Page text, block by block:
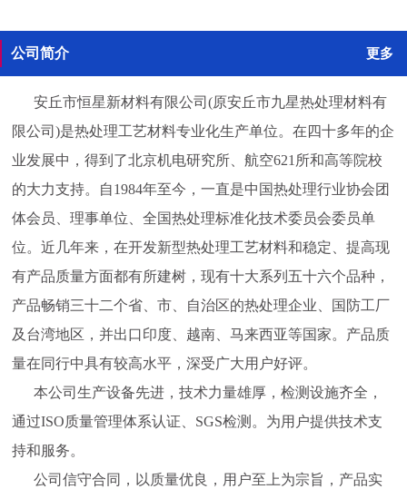
公司简介 更多
安丘市恒星新材料有限公司(原安丘市九星热处理材料有
限公司)是热处理工艺材料专业化生产单位。在四十多年的企
业发展中，得到了北京机电研究所、航空621所和高等院校
的大力支持。自1984年至今，一直是中国热处理行业协会团
体会员、理事单位、全国热处理标准化技术委员会委员单
位。近几年来，在开发新型热处理工艺材料和稳定、提高现
有产品质量方面都有所建树，现有十大系列五十六个品种，
产品畅销三十二个省、市、自治区的热处理企业、国防工厂
及台湾地区，并出口印度、越南、马来西亚等国家。产品质
量在同行中具有较高水平，深受广大用户好评。
本公司生产设备先进，技术力量雄厚，检测设施齐全，
通过ISO质量管理体系认证、SGS检测。为用户提供技术支
持和服务。
公司信守合同，以质量优良，用户至上为宗旨，产品实